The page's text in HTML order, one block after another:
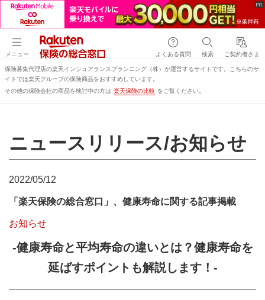
メニュー よくある質問 検索 ご契約者さま
保険募集代理店の楽天インシュアランスプランニング（株）が運営するサイトです。こちらのサ
イトでは楽天グループの保険商品をおすすめしています。
その他の保険会社の商品を検討中の方は 楽天保険の比較 をご覧ください。
ニュースリリース/お知らせ
2022/05/12
「楽天保険の総合窓口」、健康寿命に関する記事掲載
お知らせ
-健康寿命と平均寿命の違いとは？健康寿命を
延ばすポイントも解説します！-